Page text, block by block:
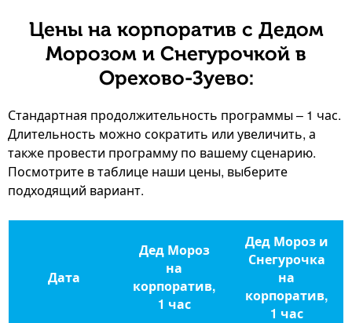
Цены на корпоратив с Дедом
Морозом и Снегурочкой в
Орехово-Зуево:
Стандартная продолжительность программы – 1 час.
Длительность можно сократить или увеличить, а
также провести программу по вашему сценарию.
Посмотрите в таблице наши цены, выберите
подходящий вариант.
Дата
Дед Мороз
на
корпоратив,
1 час
Дед Мороз и
Снегурочка
на
корпоратив,
1 час